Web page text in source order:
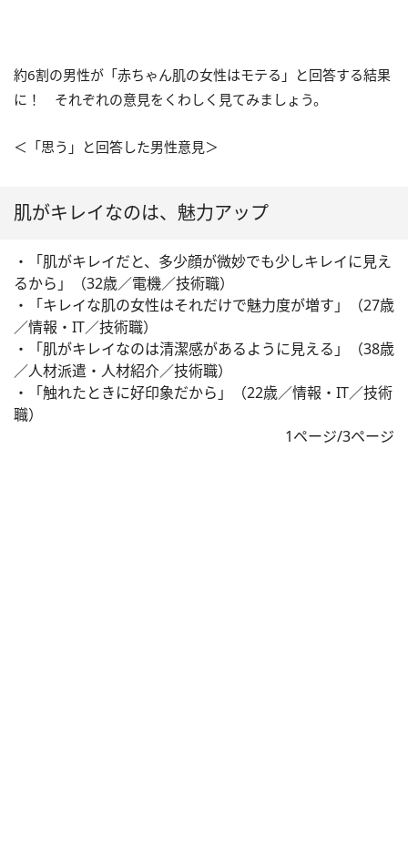
約6割の男性が「赤ちゃん肌の女性はモテる」と回答する結果
に！ それぞれの意見をくわしく見てみましょう。
＜「思う」と回答した男性意見＞
肌がキレイなのは、魅力アップ
・「肌がキレイだと、多少顔が微妙でも少しキレイに見え
るから」（32歳／電機／技術職）
・「キレイな肌の女性はそれだけで魅力度が増す」（27歳
／情報・IT／技術職）
・「肌がキレイなのは清潔感があるように見える」（38歳
／人材派遣・人材紹介／技術職）
・「触れたときに好印象だから」（22歳／情報・IT／技術
職）
1ページ/3ページ